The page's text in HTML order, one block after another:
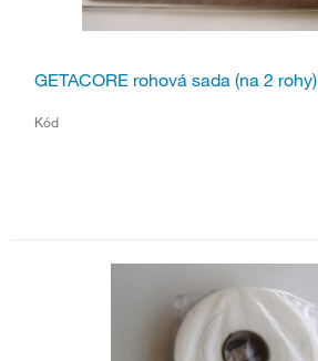
GETACORE rohová sada (na 2 rohy)
Kód